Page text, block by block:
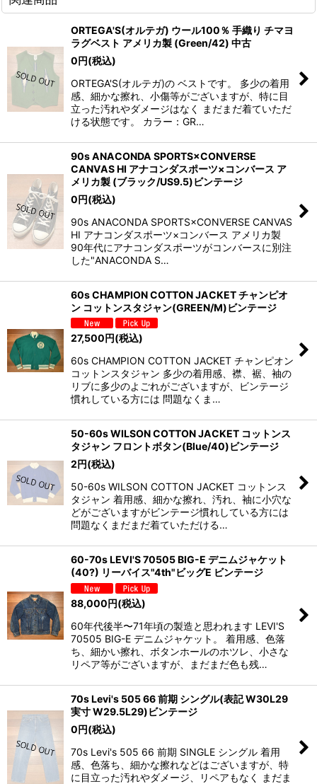
ORTEGA'S(オルテガ) ウール100％ 手織り チマヨ
ラグベスト アメリカ製 (Green/42) 中古
0円(税込)
ORTEGA'S(オルテガ)の ベストです。 多少の着用
感、細かな擦れ、小傷等がございますが、特に目
立った汚れやダメージはなく まだまだ着ていただ
ける状態です。 カラー：GR…
90s ANACONDA SPORTS×CONVERSE
CANVAS HI アナコンダスポーツ×コンバース ア
メリカ製 (ブラック/US9.5)ビンテージ
0円(税込)
90s ANACONDA SPORTS×CONVERSE CANVAS
HI アナコンダスポーツ×コンバース アメリカ製
90年代にアナコンダスポーツがコンバースに別注
した"ANACONDA S…
60s CHAMPION COTTON JACKET チャンピオ
ン コットンスタジャン(GREEN/M)ビンテージ
27,500円(税込)
60s CHAMPION COTTON JACKET チャンピオン
コットンスタジャン 多少の着用感、襟、裾、袖の
リブに多少のよごれがございますが、ビンテージ
慣れしている方には 問題なくま…
50-60s WILSON COTTON JACKET コットンス
タジャン フロントボタン(Blue/40)ビンテージ
2円(税込)
50-60s WILSON COTTON JACKET コットンス
タジャン 着用感、細かな擦れ、汚れ、袖に小穴な
どがございますがビンテージ慣れしている方には
問題なくまだまだ着ていただける…
60-70s LEVI'S 70505 BIG-E デニムジャケット
(40?) リーバイス"4th"ビッグE ビンテージ
88,000円(税込)
60年代後半〜71年頃の製造と思われます LEVI'S
70505 BIG-E デニムジャケット。 着用感、色落
ち、細かい擦れ、ボタンホールのホツレ、小さな
リペア等がございますが、まだまだ色も残…
70s Levi's 505 66 前期 シングル(表記 W30L29
実寸 W29.5L29)ビンテージ
0円(税込)
70s Levi's 505 66 前期 SINGLE シングル 着用
感、色落ち、細かな擦れなどはございますが、特
に目立った汚れやダメージ、リペアもなく まだま